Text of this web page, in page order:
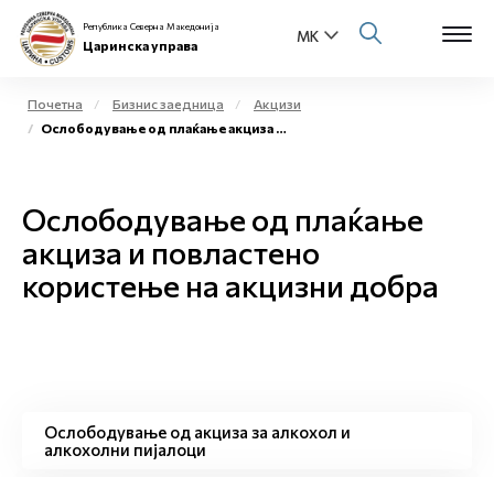
Физички лица
Бизнис заедница
Контакт
Република Северна Македонија
Царинска управа
Почетна Бизнис заедница
Акцизи
Ослободување од плаќање акциза и повластено користење на акцизни добра
Ослободување од плаќање
акциза и повластено
користење на акцизни добра
Ослободување од акциза за алкохол и
алкохолни пијалоци